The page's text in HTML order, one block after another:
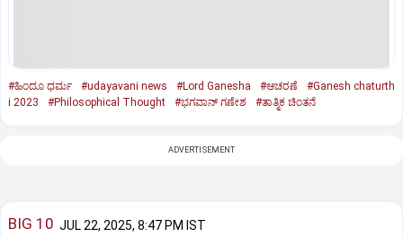
#ಹಿಂದೂ ಧರ್ಮ #udayavani news #Lord Ganesha #ಆಚರಣೆ
#Ganesh chaturth
i 2023
#Philosophical Thought #ಭಗವಾನ್‌ ಗಣೇಶ #ತಾತ್ಮಿಕ ಚಿಂತನೆ
ADVERTISEMENT
BIG 10 JUL 22, 2025, 8:47 PM IST